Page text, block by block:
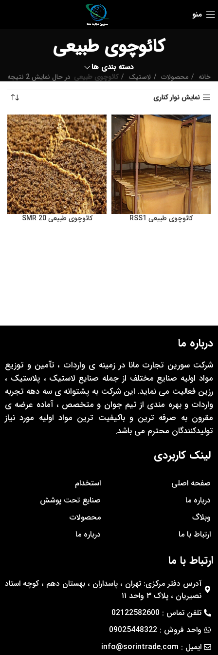
منو
کائوچوی طبیعی
دسته بندی ها
خانه محصولات لاستیک کائوچوی طبیعی در حال نمایش 2 نتیجه
نمایش نوار کناری
کائوچوی طبیعی RSS1 کائوچوی طبیعی SMR 20
درباره ما
شرکت سورین تجارت مانا در زمینه ی واردات ، تآمین و توزیع
مواد اولیه صنایع مختلف از جمله صنایع لاستیک ، پلاستیک ،
رزین فعالیت می نماید. این شرکت به پشتوانه ی سه دهه تجربه
واردات و بهره مندی از تیم جوان و متخصص ، آماده عرضه ی
مقرون به صرفه ترین و باکیفیت ترین مواد اولیه مورد نیاز
تولیدکنندگان محترم می باشد.
لینک کاربردی
صفحه اصلی
درباره ما
وبلاگ
ارتباط با ما
استخدام
صنایع تحت پوشش
محصولات
درباره ما
ارتباط با ما
آدرس دفتر مرکزی: تهران ، پاسداران ، بهستان دهم ، کوچه استاد
نصیریان ، پلاک ۳ واحد ۱۱
تلفن تماس : 02122582600
واحد فروش : 09025448322
ایمیل : info@sorintrade.com